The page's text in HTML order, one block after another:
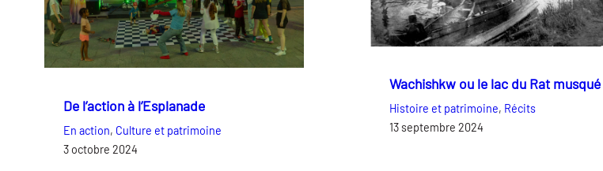
De l’action à l’Esplanade
En action, Culture et patrimoine
3 octobre 2024
Wachishkw ou le lac du Rat musqué
Histoire et patrimoine, Récits
13 septembre 2024